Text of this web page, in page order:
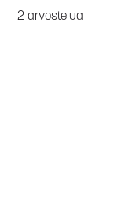
2 arvostelua